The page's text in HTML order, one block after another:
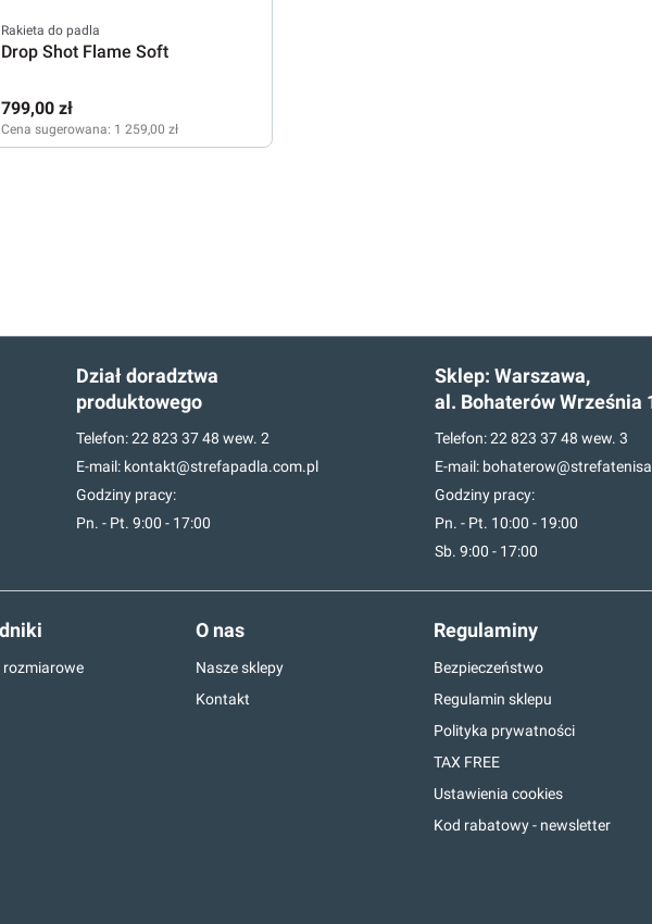
Rakieta do padla
Drop Shot Flame Soft
799,00 zł
Cena sugerowana: 1 259,00 zł
Dział doradztwa
produktowego
Telefon:22 823 37 48 wew. 2
E-mail: kontakt@strefapadla.com.pl
Godziny pracy:
Pn. - Pt. 9:00 - 17:00
Sklep: Warszawa,
al. Bohaterów Września
Telefon:22 823 37 48 wew. 3
E-mail:
Godziny pracy:
Pn. - Pt. 10:00 - 19:00
Sb. 9:00 - 17:00
rozmiarowe
O nas
Nasze sklepy
Kontakt
Regulaminy
Bezpieczeństwo
Regulamin sklepu
Polityka prywatności
TAX FREE
Ustawienia cookies
Kod rabatowy - newsletter